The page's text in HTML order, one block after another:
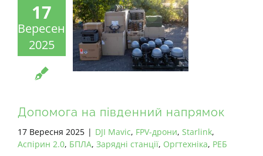
17
Вересень
2025
Допомога на південний напрямок
17 Вересня 2025 | DJI Mavic, FPV-дрони, Starlink,
Аспірин 2.0, БПЛА, Зарядні станції, Оргтехніка, РЕБ